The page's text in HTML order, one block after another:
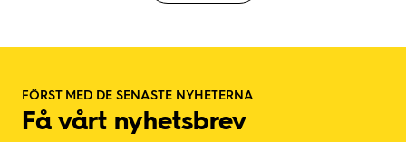
FÖRST MED DE SENASTE NYHETERNA
Få vårt nyhetsbrev